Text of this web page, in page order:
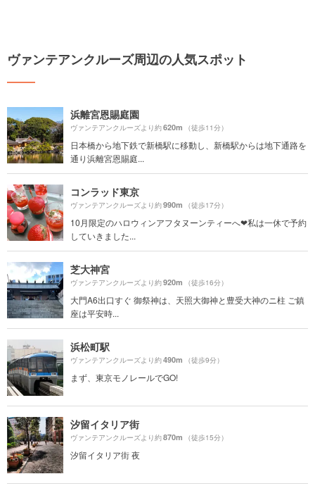
ヴァンテアンクルーズ周辺の人気スポット
浜離宮恩賜庭園
ヴァンテアンクルーズより約620m （徒歩11分）
日本橋から地下鉄で新橋駅に移動し、新橋駅からは地下通路を
通り浜離宮恩賜庭...
コンラッド東京
ヴァンテアンクルーズより約990m （徒歩17分）
10月限定のハロウィンアフタヌーンティーへ❤私は一休で予約
していきました...
芝大神宮
ヴァンテアンクルーズより約920m （徒歩16分）
大門A6出口すぐ 御祭神は、天照大御神と豊受大神のニ柱 ご鎮
座は平安時...
浜松町駅
ヴァンテアンクルーズより約490m （徒歩9分）
まず、東京モノレールでGO!
汐留イタリア街
ヴァンテアンクルーズより約870m （徒歩15分）
汐留イタリア街 夜